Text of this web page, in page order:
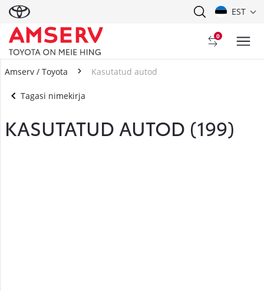
EST
0
Amserv / Toyota Kasutatud autod
Tagasi nimekirja
KASUTATUD AUTOD (199)